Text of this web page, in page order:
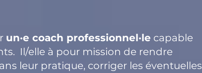
un·e coach professionnel·le capable
Il/elle à pour mission de rendre
leur pratique, corriger les éventuelles